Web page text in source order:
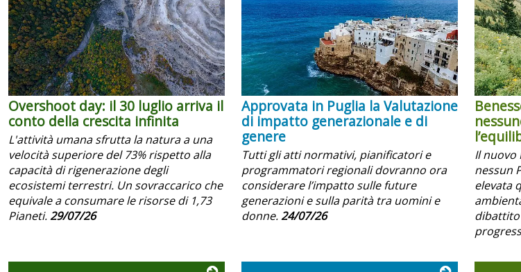
Overshoot day: il 30 luglio arriva il
conto della crescita infinita
L'attività umana sfrutta la natura a una
velocità superiore del 73% rispetto alla
capacità di rigenerazione degli
ecosistemi terrestri. Un sovraccarico che
equivale a consumare le risorse di 1,73
Pianeti.29/07/26
Approvata in Puglia la Valutazione
di impatto generazionale e di
genere
Tutti gli atti normativi, pianificatori e
programmatori regionali dovranno ora
considerare l’impatto sulle future
generazioni e sulla parità tra uomini e
donne.24/07/26
Il nuovo
nessun
elevata
dibattito